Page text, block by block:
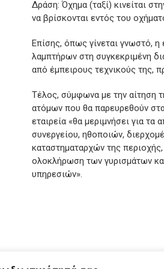
Δράση: Όχημα (ταξί) κινείται
να βρίσκονται εντός του
Επίσης, όπως γίνεται γνωστό,
λαμπτήρων στη συγκεκριμένη
από έμπειρους τεχνικούς της,
Τέλος, σύμφωνα με την αίτηση
ατόμων που θα παρευρεθούν
εταιρεία «θα μεριμνήσει για
συνεργείου, ηθοποιών,
καταστηματαρχών της
ολοκλήρωση των γυρισμάτων
υπηρεσιών».